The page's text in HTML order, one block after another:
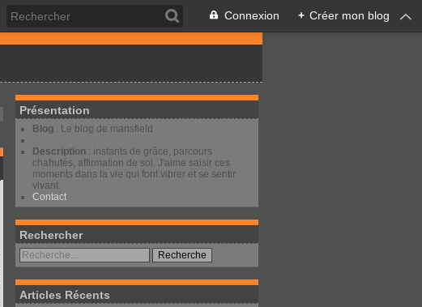
Connexion + Créer mon blog
Présentation
Blog : Le blog de mansfield
Description : instants de grâce, parcours
chahutés, affirmation de soi. J'aime saisir ces
moments dans la vie qui font vibrer et se sentir
vivant.
Contact
Rechercher
Articles Récents